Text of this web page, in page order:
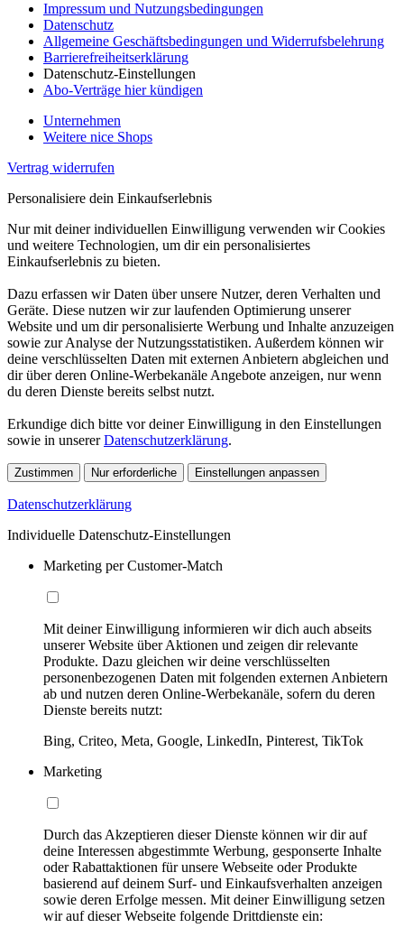
Impressum und Nutzungsbedingungen
Datenschutz
Allgemeine Geschäftsbedingungen und Widerrufsbelehrung
Barrierefreiheitserklärung
Datenschutz-Einstellungen
Abo-Verträge hier kündigen
Unternehmen
Weitere nice Shops
Vertrag widerrufen
Personalisiere dein Einkaufserlebnis
Nur mit deiner individuellen Einwilligung verwenden wir Cookies
und weitere Technologien, um dir ein personalisiertes
Einkaufserlebnis zu bieten.
Dazu erfassen wir Daten über unsere Nutzer, deren Verhalten und
Geräte. Diese nutzen wir zur laufenden Optimierung unserer
Website und um dir personalisierte Werbung und Inhalte anzuzeigen
sowie zur Analyse der Nutzungsstatistiken. Außerdem können wir
deine verschlüsselten Daten mit externen Anbietern abgleichen und
dir über deren Online-Werbekanäle Angebote anzeigen, nur wenn
du deren Dienste bereits selbst nutzt.
Erkundige dich bitte vor deiner Einwilligung in den Einstellungen
sowie in unsererDatenschutzerklärung.
Zustimmen Nur erforderliche Einstellungen anpassen
Datenschutzerklärung
Individuelle Datenschutz-Einstellungen
Marketing per Customer-Match
Mit deiner Einwilligung informieren wir dich auch abseits
unserer Website über Aktionen und zeigen dir relevante
Produkte. Dazu gleichen wir deine verschlüsselten
personenbezogenen Daten mit folgenden externen Anbietern
ab und nutzen deren Online-Werbekanäle, sofern du deren
Dienste bereits nutzt:
Bing, Criteo, Meta, Google, LinkedIn, Pinterest, TikTok
Marketing
Durch das Akzeptieren dieser Dienste können wir dir auf
deine Interessen abgestimmte Werbung, gesponserte Inhalte
oder Rabattaktionen für unsere Webseite oder Produkte
basierend auf deinem Surf- und Einkaufsverhalten anzeigen
sowie deren Erfolge messen. Mit deiner Einwilligung setzen
wir auf dieser Webseite folgende Drittdienste ein: